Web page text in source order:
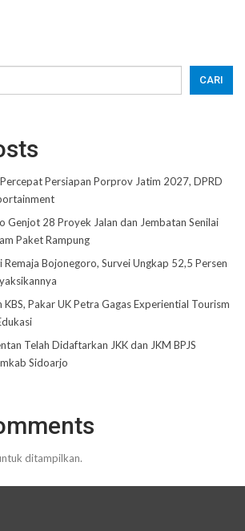
CARI
Persiapan Porprov Jatim 2027, DPRD
Genjot 28 Proyek Jalan dan Jembatan Senilai
Paket Rampung
Bojonegoro, Survei Ungkap 52,5 Persen
Pakar UK Petra Gagas Experiential Tourism
Telah Didaftarkan JKK dan JKM BPJS
Sidoarjo
ditampilkan.